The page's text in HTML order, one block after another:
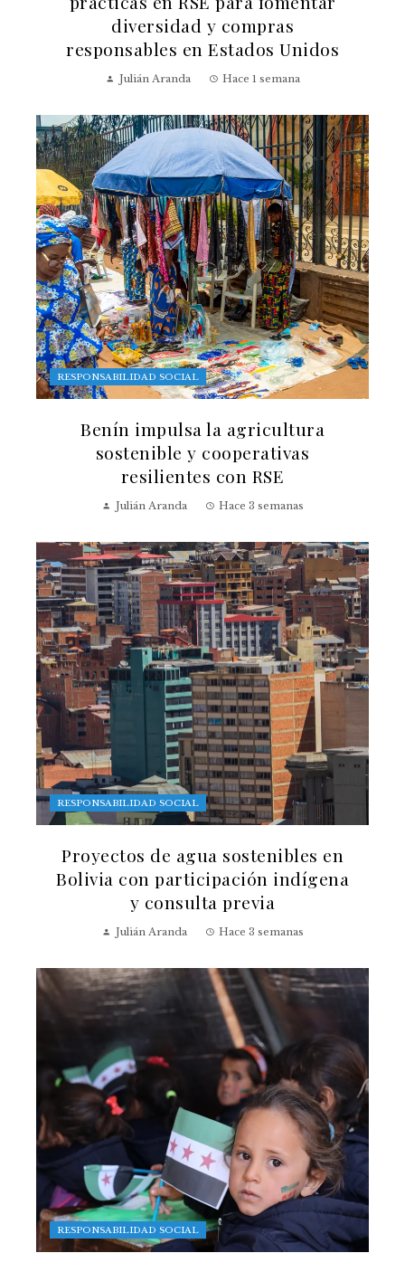
diversidad y compras
responsables en Estados Unidos
Julián Aranda Hace 1 semana
RESPONSABILIDAD SOCIAL
Benín impulsa la agricultura
sostenible y cooperativas
resilientes con RSE
Julián Aranda Hace 3 semanas
RESPONSABILIDAD SOCIAL
Proyectos de agua sostenibles en
Bolivia con participación indígena
y consulta previa
Julián Aranda Hace 3 semanas
RESPONSABILIDAD SOCIAL